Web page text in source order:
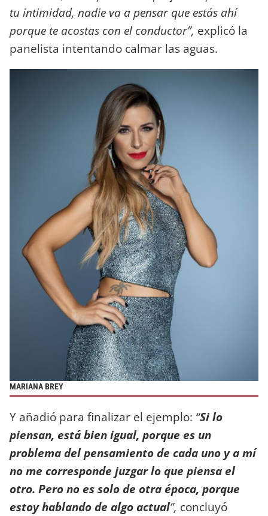
tu intimidad, nadie va a pensar que estás ahí
porque te acostas con el conductor”, explicó la
panelista intentando calmar las aguas.
MARIANA BREY
Y añadió para finalizar el ejemplo: “Si lo
piensan, está bien igual, porque es un
problema del pensamiento de cada uno y a mí
no me corresponde juzgar lo que piensa el
otro. Pero no es solo de otra época, porque
estoy hablando de algo actual”, concluyó